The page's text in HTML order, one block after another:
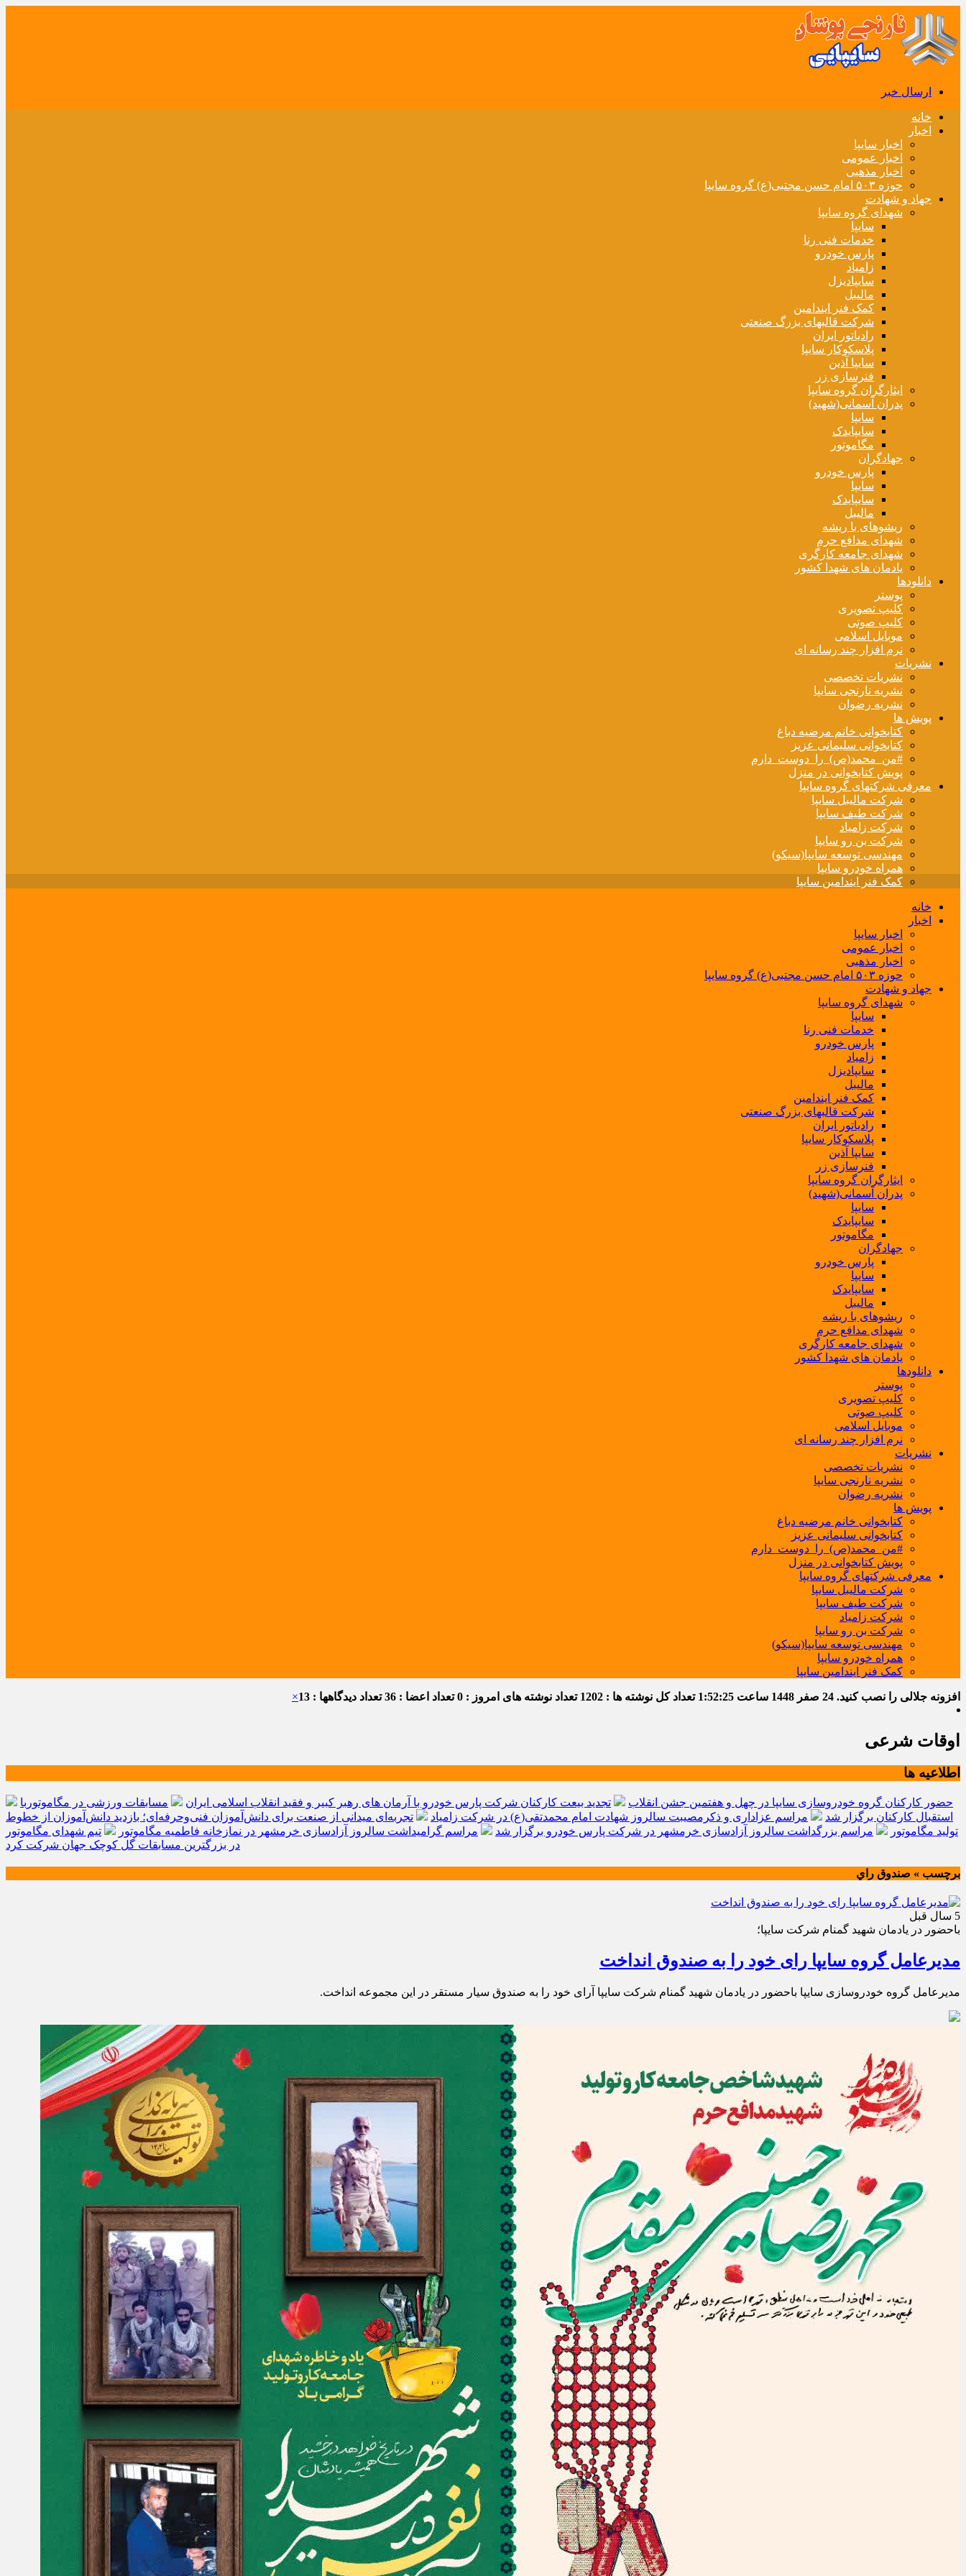
ارسال خبر
خانه
اخبار
اخبار سایپا
اخبار عمومی
اخبار مذهبی
حوزه ۵۰۳ امام حسن مجتبی(ع) گروه سایپا
جهاد و شهادت
شهدای گروه سایپا
سایپا
خدمات فنی رنا
پارس خودرو
زامیاد
سایپادیزل
مالیبل
کمک فنر ایندامین
شرکت قالبهای بزرگ صنعتی
رادیاتور ایران
پلاسکوکار سایپا
سایپا آذین
فنرسازی زر
ایثارگران گروه سایپا
پدران آسمانی(شهید)
سایپا
سایپایدک
مگاموتور
جهادگران
پارس خودرو
سایپا
سایپایدک
مالیبل
ریشوهای با ریشه
شهدای مدافع حرم
شهدای جامعه کارگری
یادمان های شهدا کشور
دانلودها
پوستر
کلیپ تصویری
کلیپ صوتی
موبایل اسلامی
نرم افزار چند رسانه ای
نشریات
نشریات تخصصی
نشریه نارنجی سایپا
نشریه رضوان
پویش ها
کتابخوانی خانم مرضیه دباغ
کتابخوانی سلیمانی عزیز
#من_محمد(ص)_را_دوست_دارم
پویش کتابخوانی در منزل
معرفی شرکتهای گروه سایپا
شرکت مالیبل سایپا
شرکت طیف سایپا
شرکت زامیاد
شرکت بن رو سایپا
مهندسی توسعه سایپا(سیکو)
همراه خودرو سایپا
کمک فنر ایندامین سایپا
خانه
اخبار
اخبار سایپا
اخبار عمومی
اخبار مذهبی
حوزه ۵۰۳ امام حسن مجتبی(ع) گروه سایپا
جهاد و شهادت
شهدای گروه سایپا
سایپا
خدمات فنی رنا
پارس خودرو
زامیاد
سایپادیزل
مالیبل
کمک فنر ایندامین
شرکت قالبهای بزرگ صنعتی
رادیاتور ایران
پلاسکوکار سایپا
سایپا آذین
فنرسازی زر
ایثارگران گروه سایپا
پدران آسمانی(شهید)
سایپا
سایپایدک
مگاموتور
جهادگران
پارس خودرو
سایپا
سایپایدک
مالیبل
ریشوهای با ریشه
شهدای مدافع حرم
شهدای جامعه کارگری
یادمان های شهدا کشور
دانلودها
پوستر
کلیپ تصویری
کلیپ صوتی
موبایل اسلامی
نرم افزار چند رسانه ای
نشریات
نشریات تخصصی
نشریه نارنجی سایپا
نشریه رضوان
پویش ها
کتابخوانی خانم مرضیه دباغ
کتابخوانی سلیمانی عزیز
#من_محمد(ص)_را_دوست_دارم
پویش کتابخوانی در منزل
معرفی شرکتهای گروه سایپا
شرکت مالیبل سایپا
شرکت طیف سایپا
شرکت زامیاد
شرکت بن رو سایپا
مهندسی توسعه سایپا(سیکو)
همراه خودرو سایپا
کمک فنر ایندامین سایپا
افزونه جلالی را نصب کنید. 24 صفر 1448 ساعت 1:52:26 تعداد کل نوشته ها : 1202 تعداد نوشته های امروز : 0 تعداد اعضا : 36 تعداد دیدگاهها : 13 ×
اوقات شرعی
اطلاعیه ها
حضور کارکنان گروه خودروسازی سایپا در چهل و هفتمین جشن انقلاب تجدید بیعت کارکنان شرکت پارس خودرو با آرمان های رهبر کبیر و فقید انقلاب اسلامی ایران
مسابقات ورزشی در مگاموتوربا
استقبال کارکنان برگزار شد
مراسم عزاداری و ذکرمصیبت سالروز شهادت امام محمدتقی(ع) در شرکت زامیاد
تجربه‌ای میدانی از صنعت برای دانش‌آموزان فنی‌وحرفه‌ای؛ بازدید دانش‌آموزان از خطوط
تولید مگاموتور
مراسم بزرگداشت سالروز آزادسازی خرمشهر در شرکت پارس خودرو برگزار شد مراسم گرامیداشت سالروز آزادسازی خرمشهر در نمازخانه فاطمیه مگاموتور
تیم شهدای مگاموتور
در بزرگترین مسابقات گل کوچک جهان شرکت کرد
برچسب » صندوق راي
5 سال قبل
باحضور در یادمان شهید گمنام شرکت سایپا؛
مدیرعامل گروه سایپا رای خود را به صندوق انداخت
مدیرعامل گروه خودروسازی سایپا باحضور در یادمان شهید گمنام شرکت سایپا آرای خود را به صندوق سیار مستقر در این مجموعه انداخت.